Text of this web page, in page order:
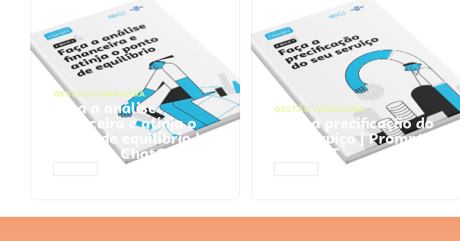
GESTÃO FINANCEIRA
Faça a análise
financeira e atinja o
ponto de equilíbrio |
Prompts ChatGPT
GESTÃO FINANCEIRA
Faça a precificação do
seu serviço | Prompts
ChatGPT